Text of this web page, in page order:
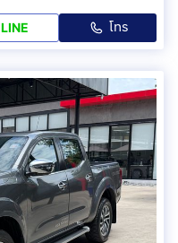
LINE โทร